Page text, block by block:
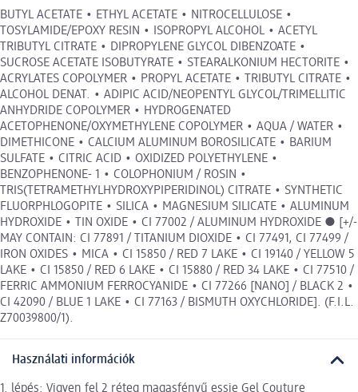
BUTYL ACETATE • ETHYL ACETATE • NITROCELLULOSE •
TOSYLAMIDE/EPOXY RESIN • ISOPROPYL ALCOHOL • ACETYL
TRIBUTYL CITRATE • DIPROPYLENE GLYCOL DIBENZOATE •
SUCROSE ACETATE ISOBUTYRATE • STEARALKONIUM HECTORITE •
ACRYLATES COPOLYMER • PROPYL ACETATE • TRIBUTYL CITRATE •
ALCOHOL DENAT. • ADIPIC ACID/NEOPENTYL GLYCOL/TRIMELLITIC
ANHYDRIDE COPOLYMER • HYDROGENATED
ACETOPHENONE/OXYMETHYLENE COPOLYMER • AQUA / WATER •
DIMETHICONE • CALCIUM ALUMINUM BOROSILICATE • BARIUM
SULFATE • CITRIC ACID • OXIDIZED POLYETHYLENE •
BENZOPHENONE- 1 • COLOPHONIUM / ROSIN •
TRIS(TETRAMETHYLHYDROXYPIPERIDINOL) CITRATE • SYNTHETIC
FLUORPHLOGOPITE • SILICA • MAGNESIUM SILICATE • ALUMINUM
HYDROXIDE • TIN OXIDE • CI 77002 / ALUMINUM HYDROXIDE ● [+/-
MAY CONTAIN: CI 77891 / TITANIUM DIOXIDE • CI 77491, CI 77499 /
IRON OXIDES • MICA • CI 15850 / RED 7 LAKE • CI 19140 / YELLOW 5
LAKE • CI 15850 / RED 6 LAKE • CI 15880 / RED 34 LAKE • CI 77510 /
FERRIC AMMONIUM FERROCYANIDE • CI 77266 [NANO] / BLACK 2 •
CI 42090 / BLUE 1 LAKE • CI 77163 / BISMUTH OXYCHLORIDE]. (F.I.L.
Z70039800/1).
Használati információk
1. lépés: Vigyen fel 2 réteg magasfényű essie Gel Couture